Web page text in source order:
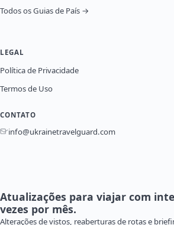
Todos os Guias de País →
LEGAL
Política de Privacidade
Termos de Uso
CONTATO
info@ukrainetravelguard.com
Atualizações para viajar com
vezes por mês.
Alterações de vistos, reaberturas de rotas e